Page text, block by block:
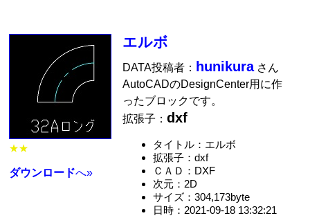
★★
ダウンロードへ»
エルボ
DATA投稿者： hunikuraさん
AutoCADのDesignCenter用に作
ったブロックです。
拡張子：dxf
タイトル：エルボ
拡張子：dxf
ＣＡＤ：DXF
次元：2D
サイズ：304,173byte
日時：2021-09-18 13:32:21